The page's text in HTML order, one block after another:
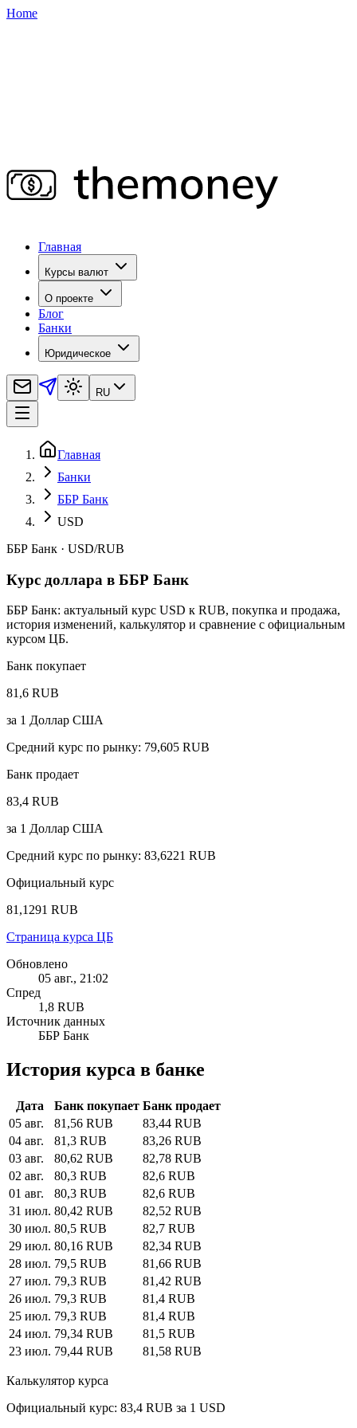
Home
Главная
Курсы валют
О проекте
Блог
Банки
Юридическое
RU
Главная
Банки
ББР Банк
USD
ББР Банк · USD/RUB
Курс доллара в ББР Банк
ББР Банк: актуальный курс USD к RUB, покупка и продажа,
история изменений, калькулятор и сравнение с официальным
курсом ЦБ.
Банк покупает
81,6 RUB
за 1 Доллар США
Средний курс по рынку: 79,605 RUB
Банк продает
83,4 RUB
за 1 Доллар США
Средний курс по рынку: 83,6221 RUB
Официальный курс
81,1291 RUB
Страница курса ЦБ
Обновлено
05 авг., 21:02
Спред
1,8 RUB
Источник данных
ББР Банк
История курса в банке
Дата Банк покупает Банк продает
05 авг.
81,56 RUB
83,44 RUB
04 авг.
81,3 RUB
83,26 RUB
03 авг.
80,62 RUB
82,78 RUB
02 авг.
80,3 RUB
82,6 RUB
01 авг.
80,3 RUB
82,6 RUB
31 июл. 80,42 RUB
82,52 RUB
30 июл. 80,5 RUB
82,7 RUB
29 июл. 80,16 RUB
82,34 RUB
28 июл. 79,5 RUB
81,66 RUB
27 июл. 79,3 RUB
81,42 RUB
26 июл. 79,3 RUB
81,4 RUB
25 июл. 79,3 RUB
81,4 RUB
24 июл. 79,34 RUB
81,5 RUB
23 июл. 79,44 RUB 81,58 RUB
Калькулятор курса
Официальный курс: 83,4 RUB за 1 USD